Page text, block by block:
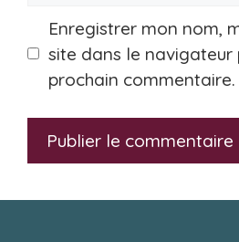
Enregistrer mon nom,
site dans le navigateur
prochain commentaire.